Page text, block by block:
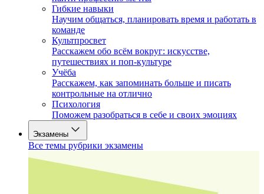
Гибкие навыки
Научим общаться, планировать время и работать в
команде
Культпросвет
Расскажем обо всём вокруг: искусстве,
путешествиях и поп-культуре
Учёба
Расскажем, как запоминать больше и писать
контрольные на отлично
Психология
Поможем разобраться в себе и своих эмоциях
Экзамены
Все темы рубрики экзамены